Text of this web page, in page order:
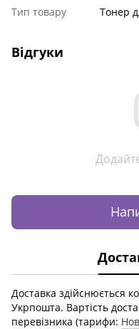
Тип товару
Тонер
Відгуки
Доставка здійснюється
Укрпошта. Вартість
перевізника (тарифи: